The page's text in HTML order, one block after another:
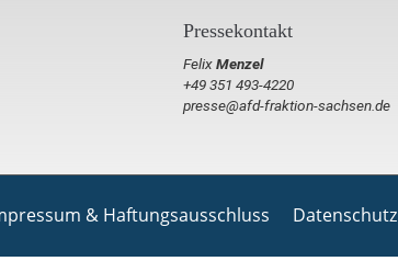
Pressekontakt
FelixMenzel
+49 351 493-4220
presse@afd-fraktion-sachsen.de
& Haftungsausschluss Datenschutz